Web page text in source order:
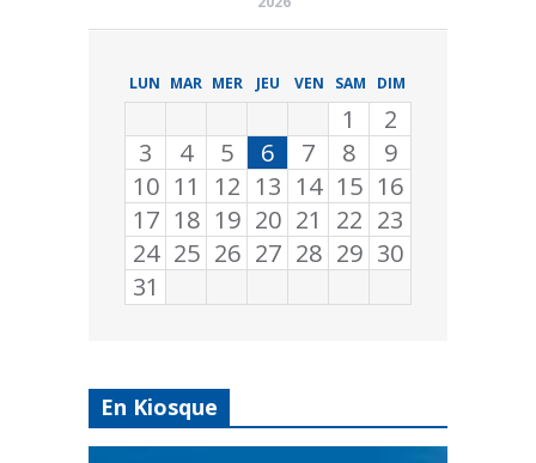
LUN MAR MER JEU VEN SAM DIM
1
2
3
4 5 6 7 8
9
10 11 12 13 14 15 16
17 18 19 20 21 22 23
24 25 26 27 28 29 30
31
En Kiosque